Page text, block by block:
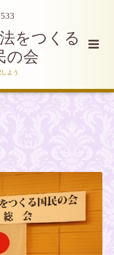
をつくる
の会
よう